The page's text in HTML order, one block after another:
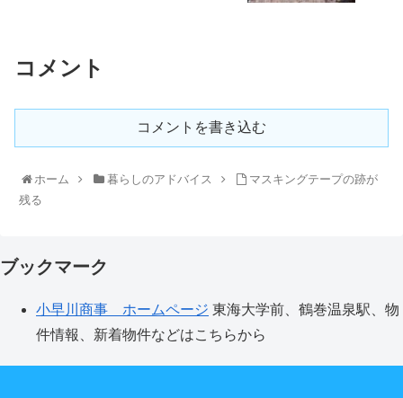
コメント
コメントを書き込む
ホーム 暮らしのアドバイス
マスキングテープの跡が
残る
ブックマーク
小早川商事 ホームページ 東海大学前、鶴巻温泉駅、物
件情報、新着物件などはこちらから